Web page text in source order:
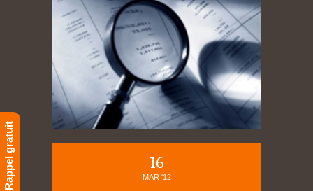
16
MAR '12
Rappel gratuit